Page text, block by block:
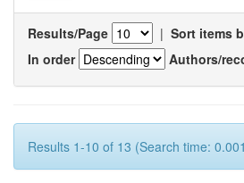
Results/Page | Sort items
In order
Authors/
Results 1-10 of 13 (Search time: